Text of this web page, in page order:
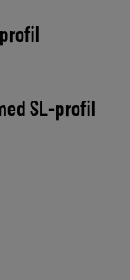
SL-profil